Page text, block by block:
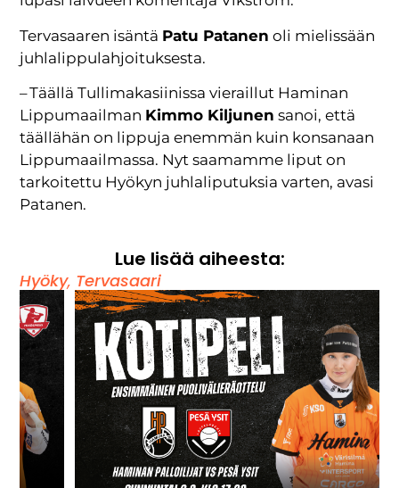
Tervasaaren isäntä Patu Patanen oli mielissään
juhlalippulahjoituksesta.
– Täällä Tullimakasiinissa vieraillut Haminan
Lippumaailman Kimmo Kiljunen sanoi, että
täällähän on lippuja enemmän kuin konsanaan
Lippumaailmassa. Nyt saamamme liput on
tarkoitettu Hyökyn juhlaliputuksia varten, avasi
Patanen.
Lue lisää aiheesta:
Hyöky, Tervasaari